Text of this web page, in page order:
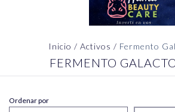
Inicio / Activos / Fermento
FERMENTO
Ordenar por